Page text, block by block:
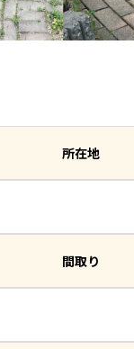
所在地
間取り